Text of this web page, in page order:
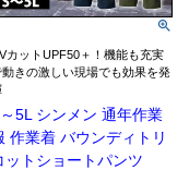
カットUPF50＋！機能も充実
動きの激しい現場でも効果を発
5L シンメン 通年作業
作業着 バウンディトリ
ットショートパンツ